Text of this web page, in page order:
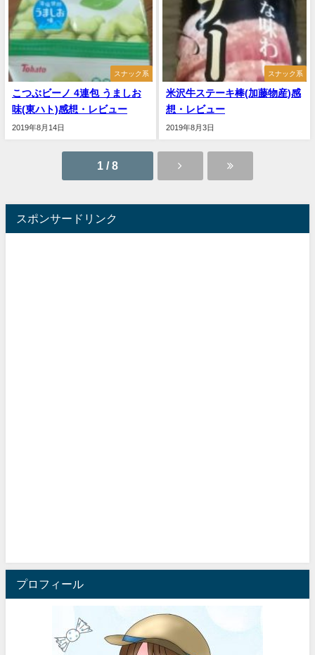
スナック系
こつぶビーノ 4連包 うましお
味(東ハト)感想・レビュー
2019年8月14日
スナック系
米沢牛ステーキ棒(加藤物産)感
想・レビュー
2019年8月3日
1 / 8
スポンサードリンク
プロフィール